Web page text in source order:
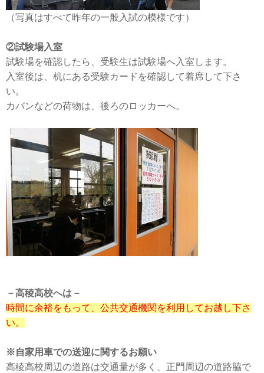
（写真はすべて昨年の一般入試の模様です）
②試験場入室
試験場を確認したら、受験生は試験場へ入室します。
入室後は、机にある受験カードを確認して着席して下さ
い。
カバンなどの荷物は、後ろのロッカーへ。
－高稜高校へは－
時間に余裕をもって、公共交通機関を利用してお越し下さ
い。
※自家用車での送迎に関するお願い
高稜高校周辺の道路は交通量が多く、正門周辺の道路脇で